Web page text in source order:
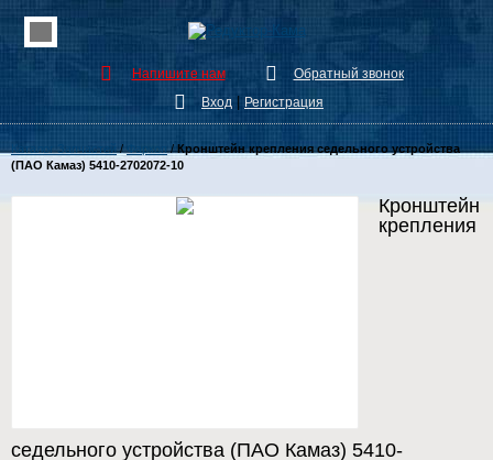
Напишите нам
Обратный звонок
Вход
Регистрация
Каталог Запчастей/Фаркоп/Кронштейн крепления седельного устройства
(ПАО Камаз) 5410-2702072-10
Кронштейн
крепления
седельного устройства (ПАО Камаз) 5410-